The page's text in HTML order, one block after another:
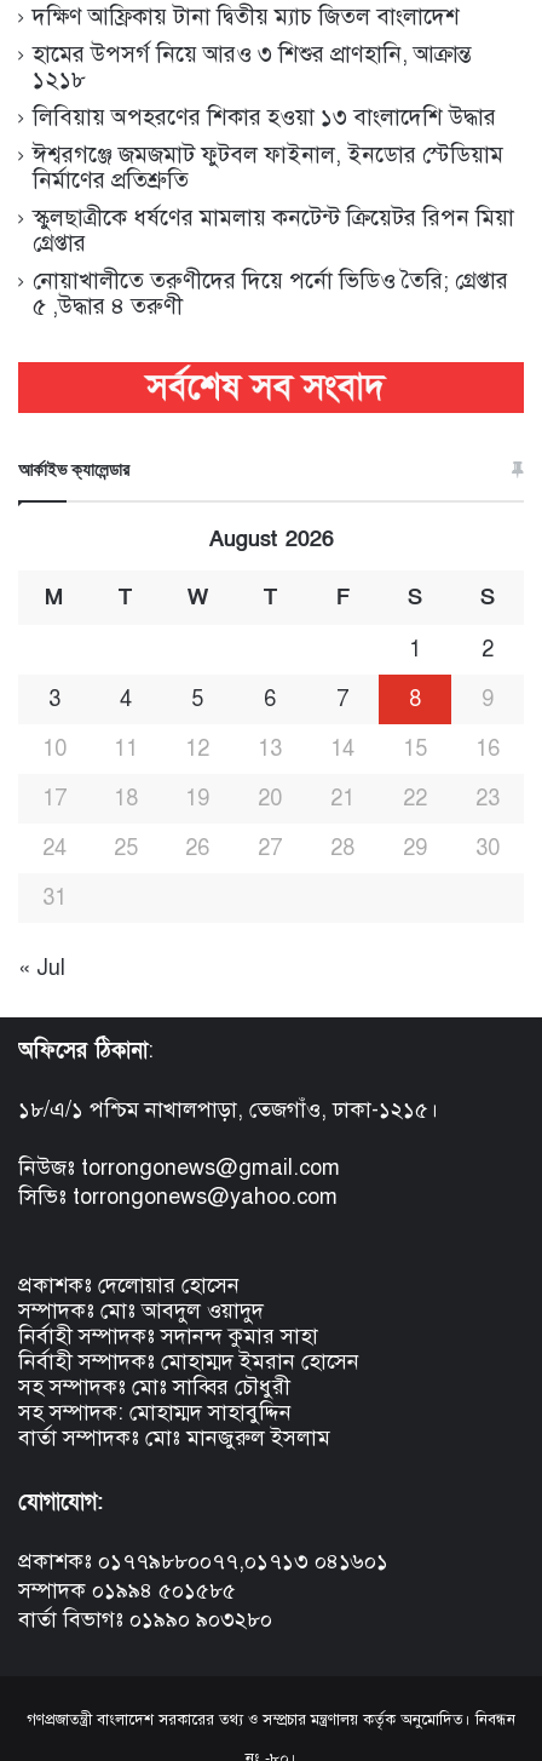
দক্ষিণ আফ্রিকায় টানা দ্বিতীয় ম্যাচ জিতল বাংলাদেশ
হামের উপসর্গ নিয়ে আরও ৩ শিশুর প্রাণহানি, আক্রান্ত
১২১৮
লিবিয়ায় অপহরণের শিকার হওয়া ১৩ বাংলাদেশি উদ্ধার
ঈশ্বরগঞ্জে জমজমাট ফুটবল ফাইনাল, ইনডোর স্টেডিয়াম
নির্মাণের প্রতিশ্রুতি
স্কুলছাত্রীকে ধর্ষণের মামলায় কনটেন্ট ক্রিয়েটর রিপন মিয়া
গ্রেপ্তার
নোয়াখালীতে তরুণীদের দিয়ে পর্নো ভিডিও তৈরি; গ্রেপ্তার
৫ ,উদ্ধার ৪ তরুণী
আর্কাইভ ক্যালেন্ডার
August 2026
M T W T F S S
1
2
3
4 5 6 7 8
9
10
11 12 13 14 15
16
17
18 19 20 21 22
23
24
25 26 27 28 29
30
31
« Jul
অফিসের ঠিকানা:
১৮/এ/১ পশ্চিম নাখালপাড়া, তেজগাঁও, ঢাকা-১২১৫।
নিউজঃ torrongonews@gmail.com
সিভিঃ torrongonews@yahoo.com
প্রকাশকঃ দেলোয়ার হোসেন
সম্পাদকঃ মোঃ আবদুল ওয়াদুদ
নির্বাহী সম্পাদকঃ সদানন্দ কুমার সাহা
নির্বাহী সম্পাদকঃ মোহাম্মদ ইমরান হোসেন
সহ সম্পাদকঃ মোঃ সাব্বির চৌধুরী
সহ সম্পাদক: মোহাম্মদ সাহাবুদ্দিন
বার্তা সম্পাদকঃ মোঃ মানজুরুল ইসলাম
যোগাযোগ:
প্রকাশকঃ ০১৭৭৯৮৮০০৭৭,০১৭১৩ ০৪১৬০১
সম্পাদক ০১৯৯৪ ৫০১৫৮৫
বার্তা বিভাগঃ ০১৯৯০ ৯০৩২৮০
গণপ্রজাতন্ত্রী বাংলাদেশ সরকারের তথ্য ও সম্প্রচার মন্ত্রণালয় কর্তৃক অনুমোদিত। নিবন্ধন